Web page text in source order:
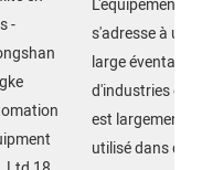
L'équipement
s'adresse à un
large éventail
d'industries et
est largement
utilisé dans de